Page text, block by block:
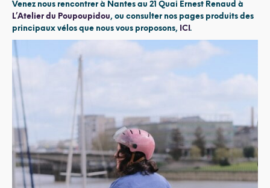
Venez nous rencontrer à Nantes au 21 Quai Ernest Renaud à
L’Atelier du Poupoupidou, ou consulter nos pages produits des
principaux vélos que nous vous proposons,
ICI .